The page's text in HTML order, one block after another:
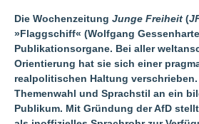
Die Wochenzeitung Junge Freiheit (
»Flaggschiff« (Wolfgang
Publikationsorgane. Bei aller
Orientierung hat sie sich einer
realpolitischen Haltung
Themenwahl und Sprachstil an ein
Publikum. Mit Gründung der AfD